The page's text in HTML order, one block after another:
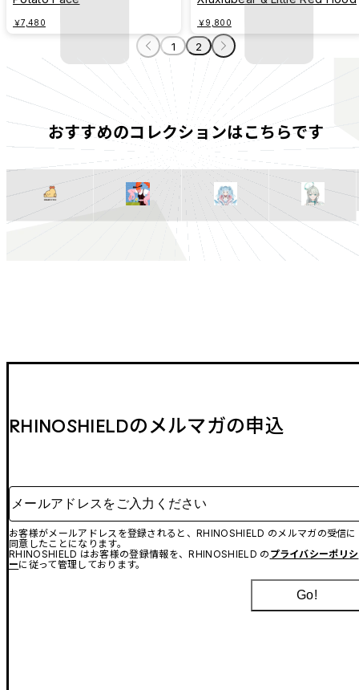
￥7,480 ￥9,800
1 2
おすすめのコレクションはこちらです
RHINOSHIELDのメルマガの申込
メールアドレスをご入力ください
お客様がメールアドレスを登録されると、RHINOSHIELD のメルマガの受信に
同意したことになります。
RHINOSHIELD はお客様の登録情報を、RHINOSHIELD の プライバシーポリシ
ーに従って管理しております。
Go!